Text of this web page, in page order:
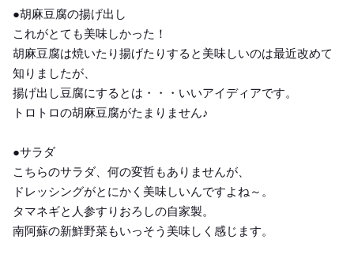
●胡麻豆腐の揚げ出し
これがとても美味しかった！
胡麻豆腐は焼いたり揚げたりすると美味しいのは最近改めて
知りましたが、
揚げ出し豆腐にするとは・・・いいアイディアです。
トロトロの胡麻豆腐がたまりません♪
●サラダ
こちらのサラダ、何の変哲もありませんが、
ドレッシングがとにかく美味しいんですよね～。
タマネギと人参すりおろしの自家製。
南阿蘇の新鮮野菜もいっそう美味しく感じます。